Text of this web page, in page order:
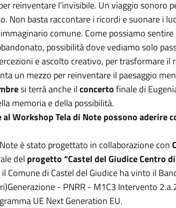
reinventare l’invisibile. Un viaggio sonoro
Non basta raccontare i ricordi e suonare i
comune. Come possiamo
possibilità dove vediamo solo
e ascolto creativo, per trasformare il
un mezzo per reinventare il paesaggio
si terrà anche ilconcertofinale di
memoria e della possibilità.
Workshop Tela di Note possono aderire
è stato progettato in collaborazione con
del progetto “Castel del Giudice Centro
Comune di Castel del Giudice ha vinto il
- PNRR - M1C3 Intervento
UE Next Generation EU.